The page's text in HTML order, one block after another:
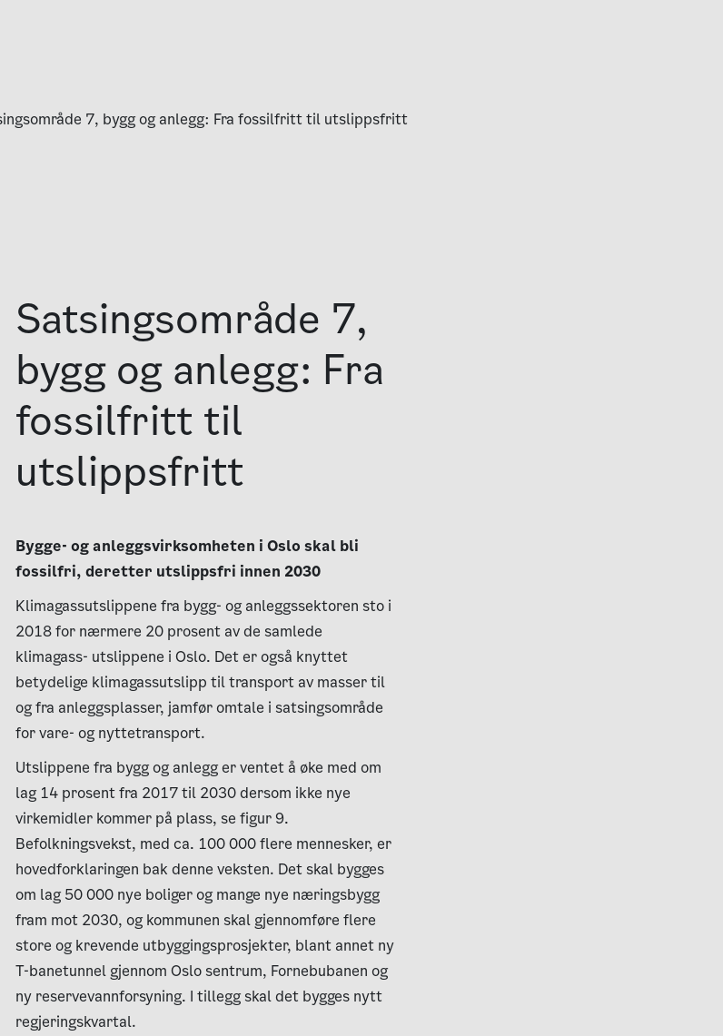
7, bygg og anlegg: Fra fossilfritt til utslippsfritt
Satsingsområde 7,
bygg og anlegg: Fra
fossilfritt til
utslippsfritt
Bygge- og anleggsvirksomheten i Oslo skal bli
fossilfri, deretter utslippsfri innen 2030
Klimagassutslippene fra bygg- og anleggssektoren sto i
2018 for nærmere 20 prosent av de samlede
klimagass- utslippene i Oslo. Det er også knyttet
betydelige klimagassutslipp til transport av masser til
og fra anleggsplasser, jamfør omtale i satsingsområde
for vare- og nyttetransport.
Utslippene fra bygg og anlegg er ventet å øke med om
lag 14 prosent fra 2017 til 2030 dersom ikke nye
virkemidler kommer på plass, se figur 9.
Befolkningsvekst, med ca. 100 000 flere mennesker, er
hovedforklaringen bak denne veksten. Det skal bygges
om lag 50 000 nye boliger og mange nye næringsbygg
fram mot 2030, og kommunen skal gjennomføre flere
store og krevende utbyggingsprosjekter, blant annet ny
T-banetunnel gjennom Oslo sentrum, Fornebubanen og
ny reservevannforsyning. I tillegg skal det bygges nytt
regjeringskvartal.